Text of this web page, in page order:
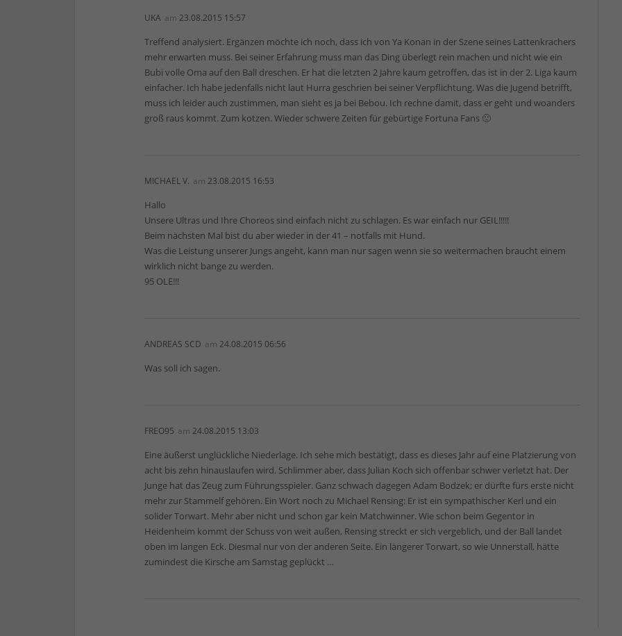
UKA am 23.08.2015 15:57
Treffend analysiert. Ergänzen möchte ich noch, dass ich von Ya Konan in der Szene seines Lattenkrachers
mehr erwarten muss. Bei seiner Erfahrung muss man das Ding überlegt rein machen und nicht wie ein
Bubi volle Oma auf den Ball dreschen. Er hat die letzten 2 Jahre kaum getroffen, das ist in der 2. Liga kaum
einfacher. Ich habe jedenfalls nicht laut Hurra geschrien bei seiner Verpflichtung. Was die Jugend betrifft,
muss ich leider auch zustimmen, man sieht es ja bei Bebou. Ich rechne damit, dass er geht und woanders
groß raus kommt. Zum kotzen. Wieder schwere Zeiten für gebürtige Fortuna Fans 🙁
MICHAEL V. am 23.08.2015 16:53
Hallo
Unsere Ultras und Ihre Choreos sind einfach nicht zu schlagen. Es war einfach nur GEIL!!!!!
Beim nächsten Mal bist du aber wieder in der 41 – notfalls mit Hund.
Was die Leistung unserer Jungs angeht, kann man nur sagen wenn sie so weitermachen braucht einem
wirklich nicht bange zu werden.
95 OLE!!!
ANDREAS SCD am 24.08.2015 06:56
Was soll ich sagen.
FREO95 am 24.08.2015 13:03
Eine äußerst unglückliche Niederlage. Ich sehe mich bestätigt, dass es dieses Jahr auf eine Platzierung von
acht bis zehn hinauslaufen wird. Schlimmer aber, dass Julian Koch sich offenbar schwer verletzt hat. Der
Junge hat das Zeug zum Führungsspieler. Ganz schwach dagegen Adam Bodzek; er dürfte fürs erste nicht
mehr zur Stammelf gehören. Ein Wort noch zu Michael Rensing: Er ist ein sympathischer Kerl und ein
solider Torwart. Mehr aber nicht und schon gar kein Matchwinner. Wie schon beim Gegentor in
Heidenheim kommt der Schuss von weit außen, Rensing streckt er sich vergeblich, und der Ball landet
oben im langen Eck. Diesmal nur von der anderen Seite. Ein längerer Torwart, so wie Unnerstall, hätte
zumindest die Kirsche am Samstag geplückt …